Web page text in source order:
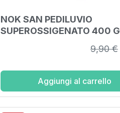
NOK SAN PEDILUVIO
SUPEROSSIGENATO 400 G
9,90 €
Aggiungi al carrello